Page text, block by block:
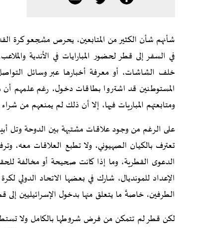
شأنهم شأن الكثير من المتابعين، يحرص مشجعو كرة
في السفر إلى قطر لحضور المبارايات في الأندية
خلف الشاشات، أو معرفة أخبارها عبر وسائل
المستوطنين قد اشتروا بطاقات دخول، رغم علمهم
ومتابعتهم المباريات فيها، إلا أن ذلك لم يمنعهم من
على الرغم من وجود علاقات مشتبهة بين الدوحة وتل
تعترف بالكيان الصهيوني، ولا تطبع العلاقات معه،
الدعوى القطرية، وما إذا كانت صحيحة أو مخالفة
الإعداد للمونديال، شارك في بعضها الاتحاد الدولي
الطرفين، خاصةً ما يتعلق منها بدخول الإسرائيليين إلى
لكن قطر لم تتمكن من فرض شروطها بالكامل ولا